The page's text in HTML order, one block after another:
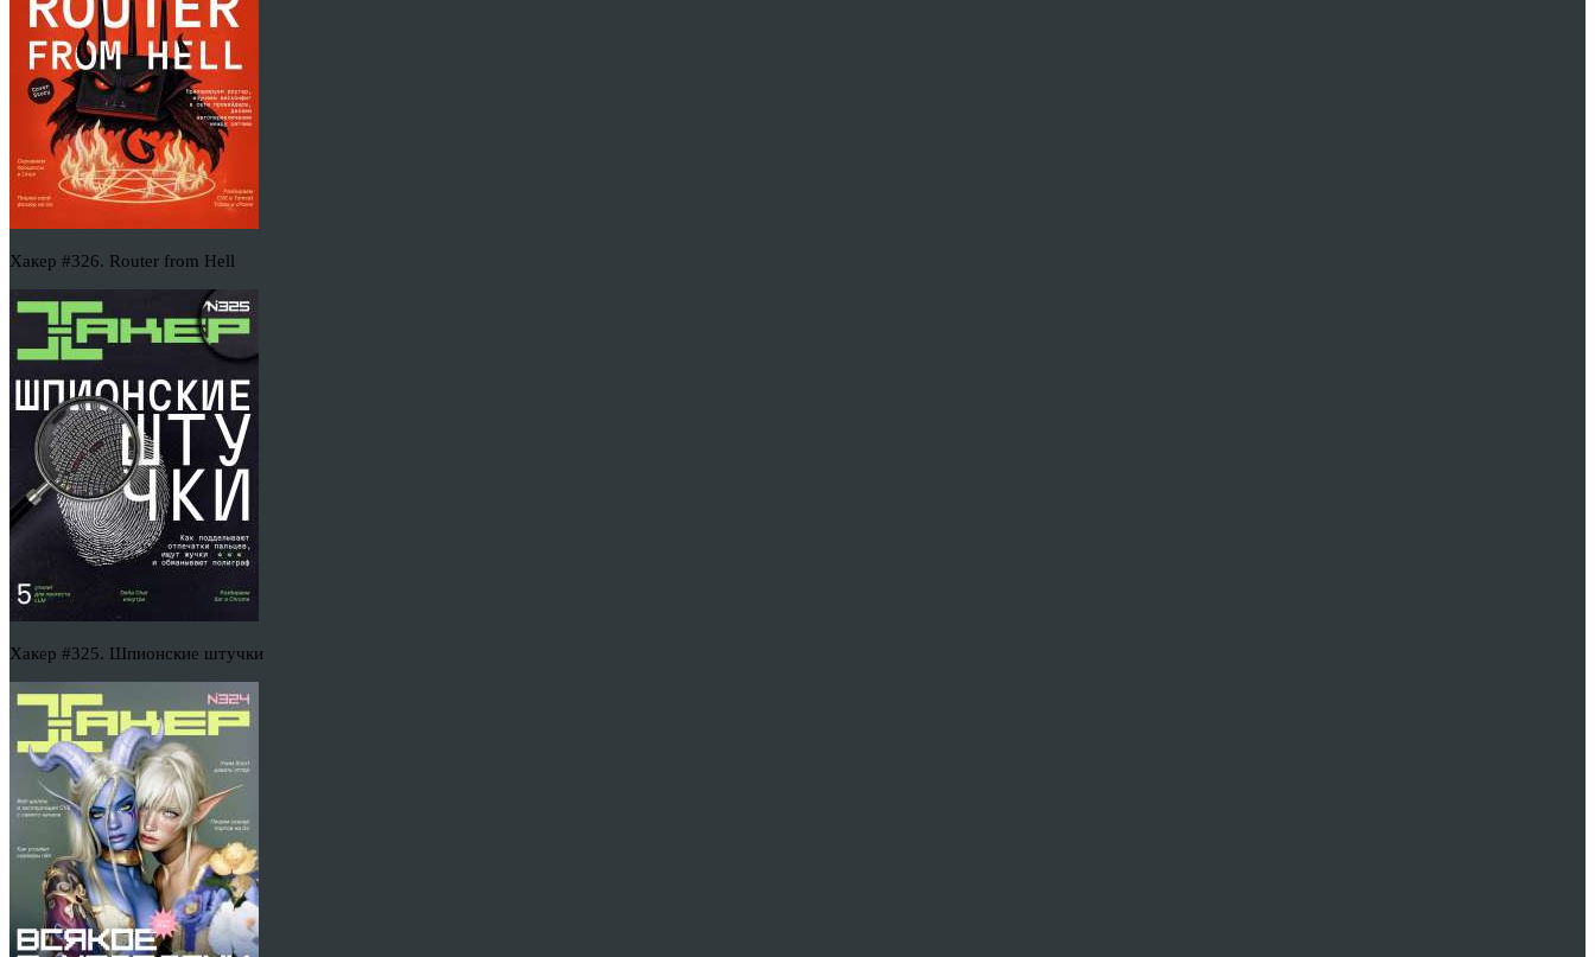
Хакер #326. Router from Hell
Хакер #325. Шпионские штучки